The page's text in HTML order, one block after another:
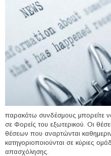
παρακάτω συνδέσμους μπορείτε
σε Φορείς του εξωτερικού. Οι
θέσεων που αναρτώνται
κατηγοριοποιούνται σε κύριες
απασχόλησης.